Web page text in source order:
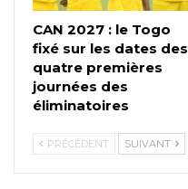
CAN 2027 : le Togo
fixé sur les dates des
quatre premières
journées des
éliminatoires
PRÉCÉDENT SUIVANT